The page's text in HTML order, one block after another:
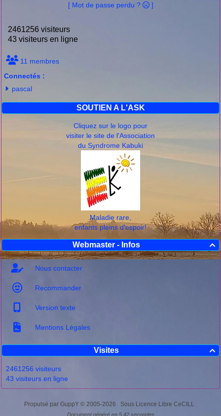
[ Mot de passe perdu ? ]
2461256 visiteurs
43 visiteurs en ligne
11 membres
Connectés :
pascal
SOUTIEN A L'ASK
Cliquez sur le logo pour
visiter le site de l'Association
du Syndrome Kabuki
Maladie rare,
enfants pleins d'espoir!

Webmaster - Infos
Nous contacter
Recommander
Version texte
Mentions Légales

Visites
2461256 visiteurs
43 visiteurs en ligne
Propulsé par GuppY © 2005-2026 Sous Licence Libre CeCILL
Document généré en 5.42 secondes